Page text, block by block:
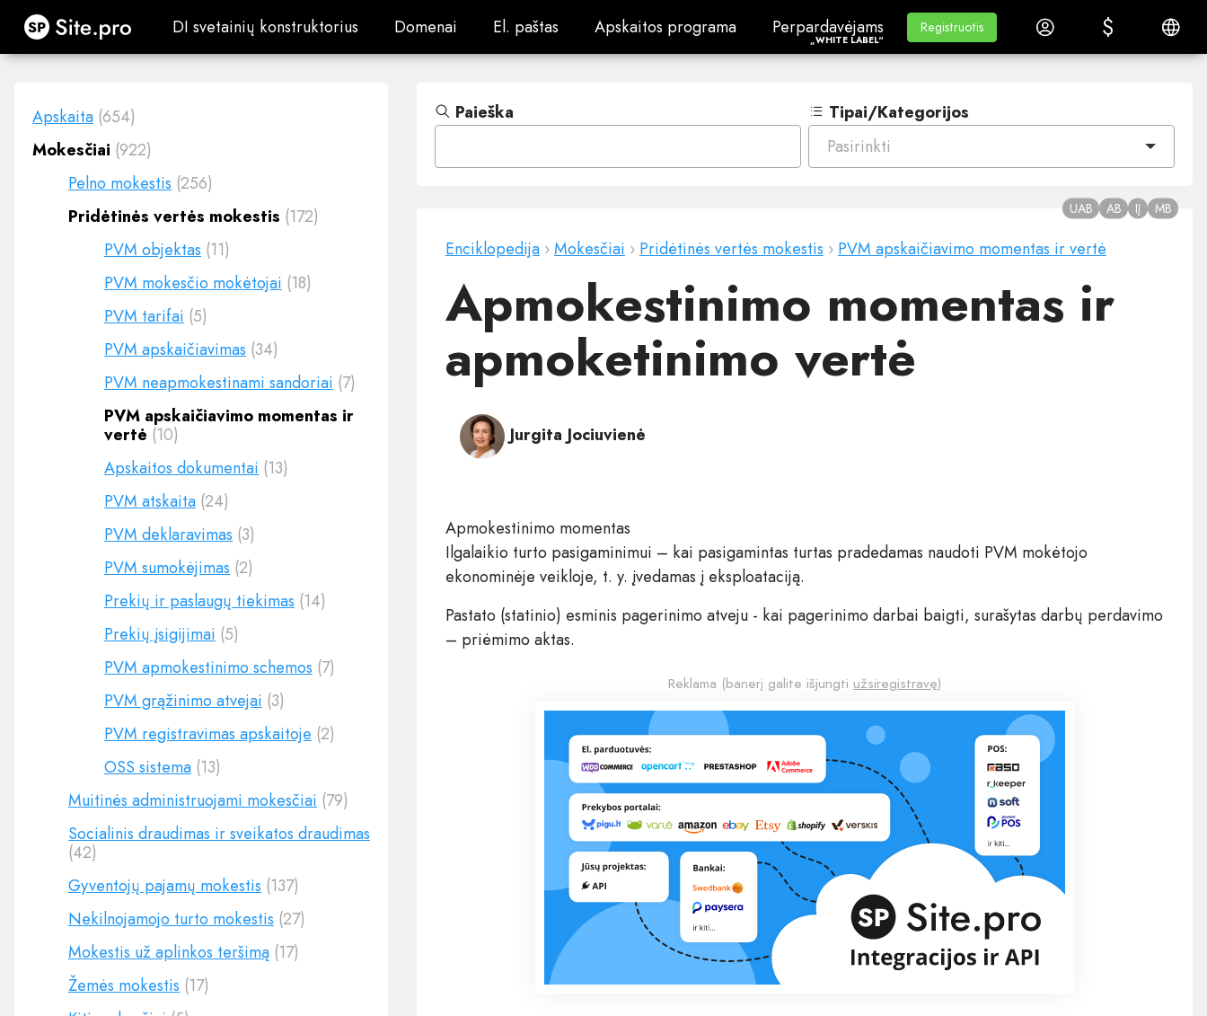
Site.pro DI svetainių konstruktorius
DI svetainių konstruktorius Domenai
Domenai El. paštas
El. paštas Apskaitos programa
Apskaitos programa Perpardavėjams„White Label“
Perpardavėjams
„WHITE LABEL“
Mokymasis
Mokymasis
Registruotis
Registruotis Prisijungti $
$ Lietuvių
Apskaita (654)
Mokesčiai (922)
Pelno mokestis (256)
Pridėtinės vertės mokestis (172)
PVM objektas (11)
PVM mokesčio mokėtojai (18)
PVM tarifai (5)
PVM apskaičiavimas (34)
PVM neapmokestinami sandoriai (7)
PVM apskaičiavimo momentas ir
vertė (10)
Apskaitos dokumentai (13)
PVM atskaita (24)
PVM deklaravimas (3)
PVM sumokėjimas (2)
Prekių ir paslaugų tiekimas (14)
Prekių įsigijimai (5)
PVM apmokestinimo schemos (7)
PVM grąžinimo atvejai (3)
PVM registravimas apskaitoje (2)
OSS sistema (13)
Muitinės administruojami mokesčiai (79)
Socialinis draudimas ir sveikatos draudimas
(42)
Gyventojų pajamų mokestis (137)
Nekilnojamojo turto mokestis (27)
Mokestis už aplinkos teršimą (17)
Žemės mokestis (17)
Paieška
Tipai/Kategorijos
Pasirinkti
Enciklopedija ›Mokesčiai › Pridėtinės vertės mokestis › PVM apskaičiavimo momentas ir vertė
Apmokestinimo momentas ir
apmoketinimo vertė
UAB AB IĮ MB
Jurgita Jociuvienė
Apmokestinimo momentas
Ilgalaikio turto pasigaminimui – kai pasigamintas turtas pradedamas naudoti PVM mokėtojo
ekonominėje veikloje, t. y. įvedamas į eksploataciją.
Pastato (statinio) esminis pagerinimo atveju - kai pagerinimo darbai baigti, surašytas darbų perdavimo
– priėmimo aktas.
Reklama (banerį galite išjungti užsiregistravę)